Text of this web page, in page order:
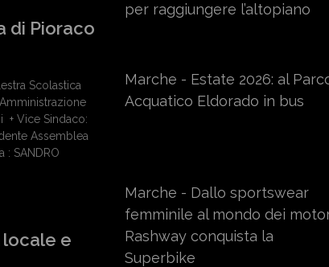
di Pioraco
Scolastica
+ Vice Sindaco:
Assemblea
: SANDRO
locale e
per raggiungere l’altopiano
Marche - Estate 2026: al
Acquatico Eldorado in bus
Marche - Dallo sportswear
femminile al mondo dei
Rashway conquista la
Superbike